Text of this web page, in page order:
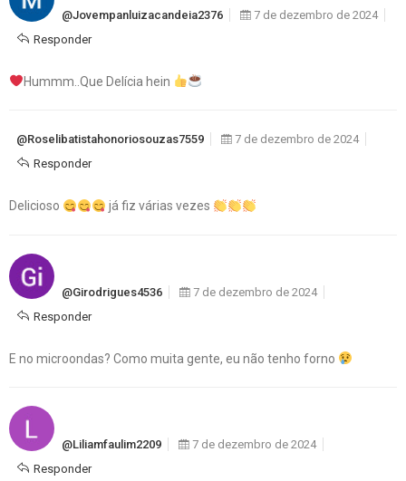
@jovempanluizacandeia2376
7 de dezembro de 2024
Responder
Hummm..Que Delícia hein
@roselibatistahonoriosouzas7559
7 de dezembro de 2024
Responder
Delicioso já fiz várias vezes
@girodrigues4536
7 de dezembro de 2024
Responder
E no microondas? Como muita gente, eu não tenho forno
@liliamfaulim2209
7 de dezembro de 2024
Responder